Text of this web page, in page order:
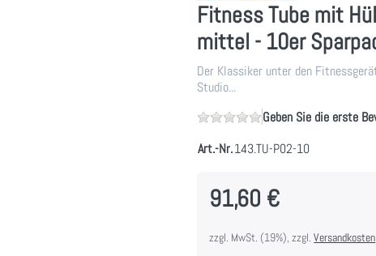
Fitness Tube mit
mittel - 10er
Der Klassiker unter den
Studio...
Geben Sie die erste
Art.-Nr.143.TU-P02-10
91,60 €
zzgl. MwSt. (19%), zzgl.Versandkosten